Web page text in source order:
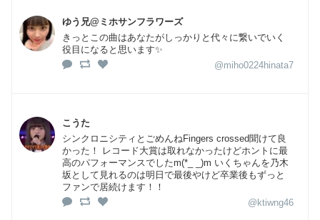
ゆう兄@ミホサンフラワーズ
きっとこの曲はあなたがしっかりと代々に繋いでいく
役目になると思います✨
@miho0224hinata7
こうた
シンクロニシティとごめんねFingers crossed聞けて良
かった！ レコード大賞は取れなかったけどホントに最
高のパフォーマンスでしたm(*_ _)m いくちゃんを乃木
坂として見れるのは明日で最後やけど卒業後もずっと
ファンで居続けます！！
@ktiwng46